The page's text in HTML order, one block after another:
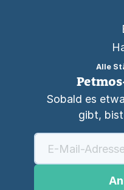
Alle
Sobald es
gibt,